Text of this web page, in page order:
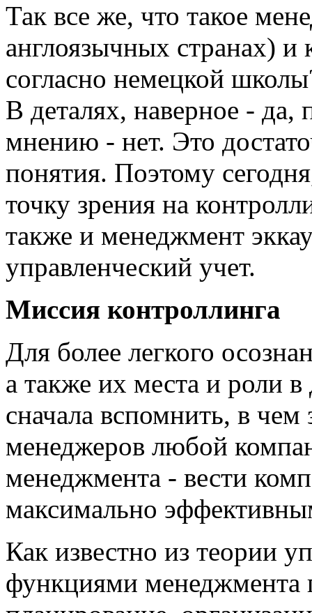
Так все же, что такое
англоязычных странах) и
согласно немецкой
В деталях, наверное -
мнению - нет. Это
понятия. Поэтому
точку зрения на
также и менеджмент
управленческий учет.
Миссия контроллинга
Для более легкого
а также их места и роли
сначала вспомнить, в чем
менеджеров любой
менеджмента - вести
максимально
Как известно из теории
функциями менеджмента